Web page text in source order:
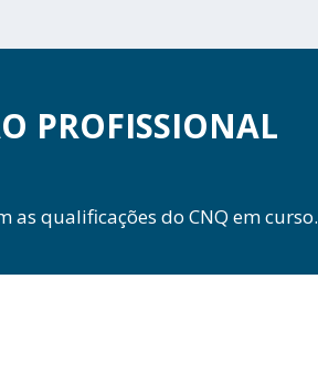
PROFISSIONAL
as qualificações do CNQ em curso.